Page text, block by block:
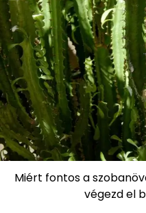
Miért fontos a
végezd el